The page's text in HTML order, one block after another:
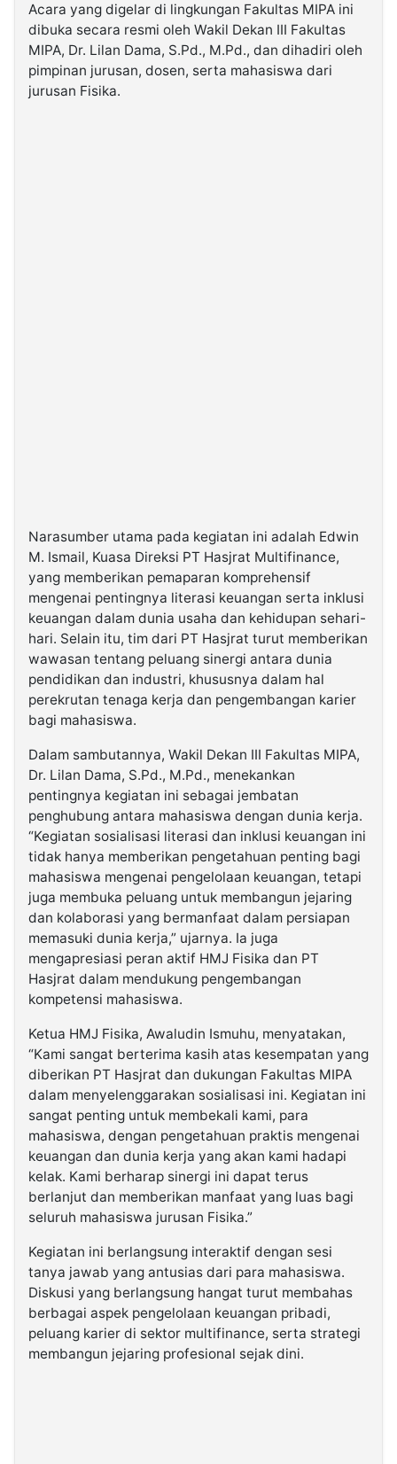
Kabarbaru
Media
Holding
Acara yang digelar di lingkungan Fakultas MIPA ini
dibuka secara resmi oleh Wakil Dekan III Fakultas
MIPA, Dr. Lilan Dama, S.Pd., M.Pd., dan dihadiri oleh
pimpinan jurusan, dosen, serta mahasiswa dari
jurusan Fisika.
Narasumber utama pada kegiatan ini adalah Edwin
M. Ismail, Kuasa Direksi PT Hasjrat Multifinance,
yang memberikan pemaparan komprehensif
mengenai pentingnya literasi keuangan serta inklusi
keuangan dalam dunia usaha dan kehidupan sehari-
hari. Selain itu, tim dari PT Hasjrat turut memberikan
wawasan tentang peluang sinergi antara dunia
pendidikan dan industri, khususnya dalam hal
perekrutan tenaga kerja dan pengembangan karier
bagi mahasiswa.
Dalam sambutannya, Wakil Dekan III Fakultas MIPA,
Dr. Lilan Dama, S.Pd., M.Pd., menekankan
pentingnya kegiatan ini sebagai jembatan
penghubung antara mahasiswa dengan dunia kerja.
“Kegiatan sosialisasi literasi dan inklusi keuangan ini
tidak hanya memberikan pengetahuan penting bagi
mahasiswa mengenai pengelolaan keuangan, tetapi
juga membuka peluang untuk membangun jejaring
dan kolaborasi yang bermanfaat dalam persiapan
memasuki dunia kerja,” ujarnya. Ia juga
mengapresiasi peran aktif HMJ Fisika dan PT
Hasjrat dalam mendukung pengembangan
kompetensi mahasiswa.
Ketua HMJ Fisika, Awaludin Ismuhu, menyatakan,
“Kami sangat berterima kasih atas kesempatan yang
diberikan PT Hasjrat dan dukungan Fakultas MIPA
dalam menyelenggarakan sosialisasi ini. Kegiatan ini
sangat penting untuk membekali kami, para
mahasiswa, dengan pengetahuan praktis mengenai
keuangan dan dunia kerja yang akan kami hadapi
kelak. Kami berharap sinergi ini dapat terus
berlanjut dan memberikan manfaat yang luas bagi
seluruh mahasiswa jurusan Fisika.”
Kegiatan ini berlangsung interaktif dengan sesi
tanya jawab yang antusias dari para mahasiswa.
Diskusi yang berlangsung hangat turut membahas
berbagai aspek pengelolaan keuangan pribadi,
peluang karier di sektor multifinance, serta strategi
membangun jejaring profesional sejak dini.